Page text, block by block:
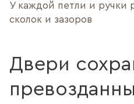
У каждой петли и ручки
сколок и зазоров
Двери